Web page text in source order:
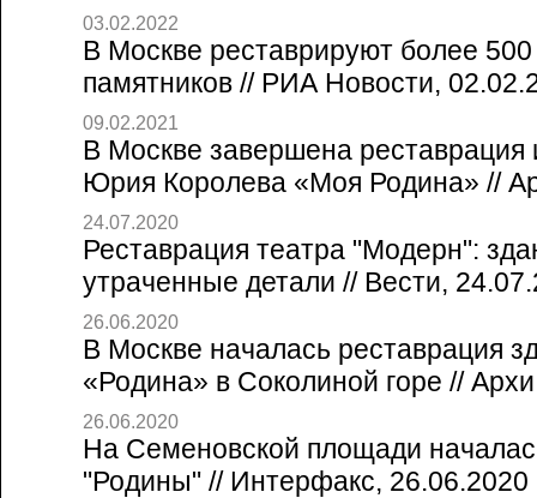
03.02.2022
В Москве реставрируют более
памятников // РИА Новости,
09.02.2021
В Москве завершена реставрация
Юрия Королева «Моя Родина» //
24.07.2020
Реставрация театра "Модерн":
утраченные детали // Вести,
26.06.2020
В Москве началась реставрация
«Родина» в Соколиной горе //
26.06.2020
На Семеновской площади
"Родины" // Интерфакс, 26.06.2020